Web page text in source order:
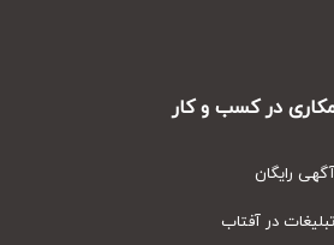
در کسب و کار
رایگان
در آفتاب